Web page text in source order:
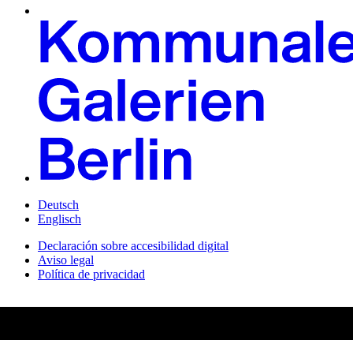
Deutsch
Englisch
Declaración sobre accesibilidad digital
Aviso legal
Política de privacidad